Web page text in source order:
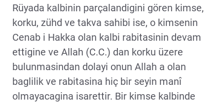
Rüyada kalbinin parçalandigini gören kimse,
korku, zühd ve takva sahibi ise, o kimsenin
Cenab i Hakka olan kalbi rabitasinin devam
ettigine ve Allah (C.C.) dan korku üzere
bulunmasindan dolayi onun Allah a olan
baglilik ve rabitasina hiç bir seyin manî
olmayacagina isarettir. Bir kimse kalbinde